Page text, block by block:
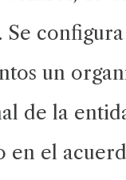
Se
un
de la
en el